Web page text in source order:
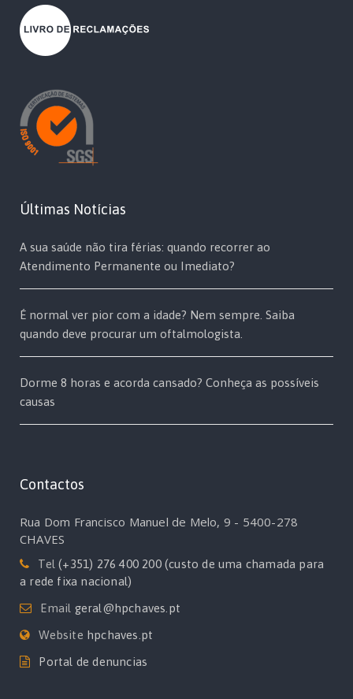
Últimas Notícias
A sua saúde não tira férias: quando recorrer ao
Atendimento Permanente ou Imediato?
É normal ver pior com a idade? Nem sempre. Saiba
quando deve procurar um oftalmologista.
Dorme 8 horas e acorda cansado? Conheça as possíveis
causas
Contactos
Rua Dom Francisco Manuel de Melo, 9 - 5400-278
CHAVES
Tel(+351) 276 400 200 (custo de uma chamada para
a rede fixa nacional)
Email geral@hpchaves.pt
Website hpchaves.pt
Portal de denuncias